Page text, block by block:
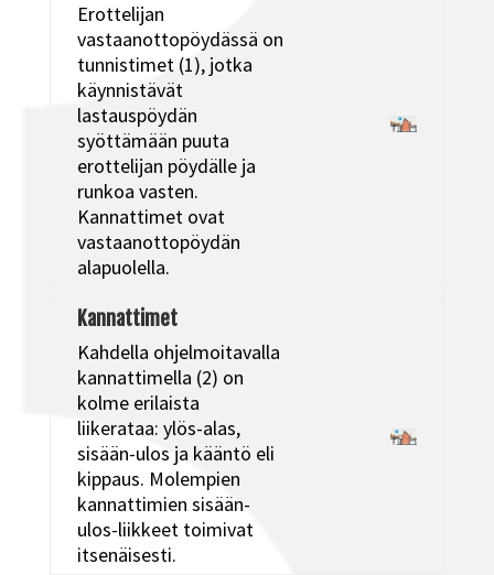
Erottelijan
vastaanottopöydässä on
tunnistimet (1), jotka
käynnistävät
lastauspöydän
syöttämään puuta
erottelijan pöydälle ja
runkoa vasten.
Kannattimet ovat
vastaanottopöydän
alapuolella.
Kannattimet
Kahdella ohjelmoitavalla
kannattimella (2) on
kolme erilaista
liikerataa: ylös-alas,
sisään-ulos ja kääntö eli
kippaus. Molempien
kannattimien sisään-
ulos-liikkeet toimivat
itsenäisesti.